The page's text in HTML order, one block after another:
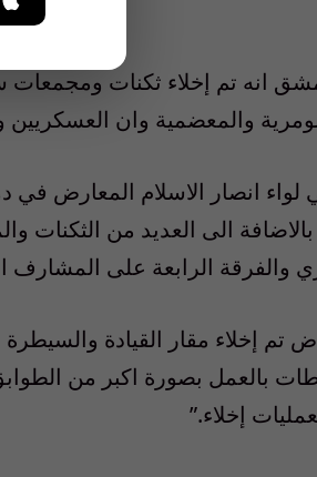
انه تم إخلاء ثكنات ومجمعات
والمعضمية وان العسكريين
لواء انصار الاسلام المعارض في
الى العديد من الثكنات
والفرقة الرابعة على المشارف
إخلاء مقار القيادة والسيطرة
بالعمل بصورة اكبر من
إخلاء.”